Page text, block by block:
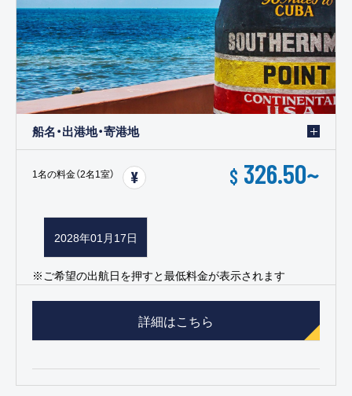
船名・出港地・寄港地
1名の料金（2名1室） $ 326.50~
2028年01月17日
※ご希望の出航日を押すと最低料金が表示されます
詳細はこちら